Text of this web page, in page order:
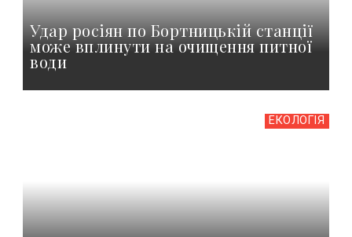
Удар росіян по Бортницькій станції
може вплинути на очищення питної
води
ЕКОЛОГІЯ